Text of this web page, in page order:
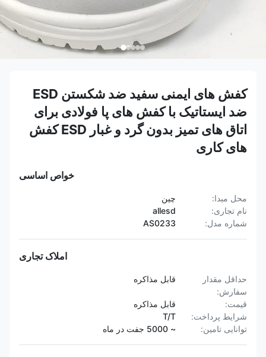
کفش های ایمنی سفید ضد شکستن ESD
ضد ایستاتیک با کفش های پا فولادی برای
اتاق های تمیز بدون گرد و غبار ESD کفش
های کاری
خواص اساسی
محل مبدا:
چین
نام تجاری:
allesd
شماره مدل:
AS0233
املاک تجاری
حداقل مقدار
سفارش:
قابل مذاکره
قیمت:
قابل مذاکره
شرایط پرداخت:
T/T
توانایی تامین:
~ 5000 جفت در ماه